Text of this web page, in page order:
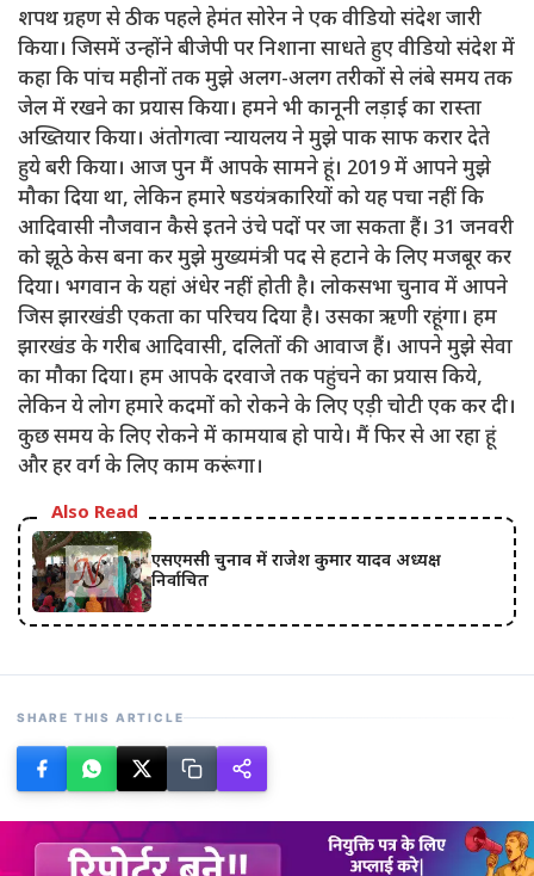
शपथ ग्रहण से ठीक पहले हेमंत सोरेन ने एक वीडियो संदेश जारी
किया। जिसमें उन्होंने बीजेपी पर निशाना साधते हुए वीडियो संदेश में
कहा कि पांच महीनों तक मुझे अलग-अलग तरीकों से लंबे समय तक
जेल में रखने का प्रयास किया। हमने भी कानूनी लड़ाई का रास्ता
अख्तियार किया। अंतोगत्वा न्यायलय ने मुझे पाक साफ करार देते
हुये बरी किया। आज पुन मैं आपके सामने हूं। 2019 में आपने मुझे
मौका दिया था, लेकिन हमारे षडयंत्रकारियों को यह पचा नहीं कि
आदिवासी नौजवान कैसे इतने उंचे पदों पर जा सकता हैं। 31 जनवरी
को झूठे केस बना कर मुझे मुख्यमंत्री पद से हटाने के लिए मजबूर कर
दिया। भगवान के यहां अंधेर नहीं होती है। लोकसभा चुनाव में आपने
जिस झारखंडी एकता का परिचय दिया है। उसका ऋणी रहूंगा। हम
झारखंड के गरीब आदिवासी, दलितों की आवाज हैं। आपने मुझे सेवा
का मौका दिया। हम आपके दरवाजे तक पहुंचने का प्रयास किये,
लेकिन ये लोग हमारे कदमों को रोकने के लिए एड़ी चोटी एक कर दी।
कुछ समय के लिए रोकने में कामयाब हो पाये। मैं फिर से आ रहा हूं
और हर वर्ग के लिए काम करूंगा।
Also Read
एसएमसी चुनाव में राजेश कुमार यादव अध्यक्ष
निर्वाचित
SHARE THIS ARTICLE